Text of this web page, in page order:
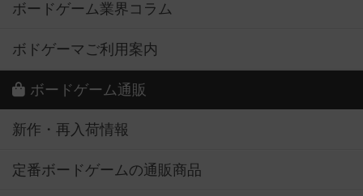
ボードゲーム業界コラム
ボドゲーマご利用案内
ボードゲーム通販
新作・再入荷情報
定番ボードゲームの通販商品